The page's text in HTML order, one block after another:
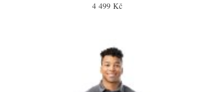
4 499 Kč